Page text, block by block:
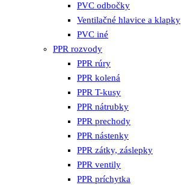
PVC odbočky
Ventilačné hlavice a klapky
PVC iné
PPR rozvody
PPR rúry
PPR kolená
PPR T-kusy
PPR nátrubky
PPR prechody
PPR nástenky
PPR zátky, záslepky
PPR ventily
PPR príchytka